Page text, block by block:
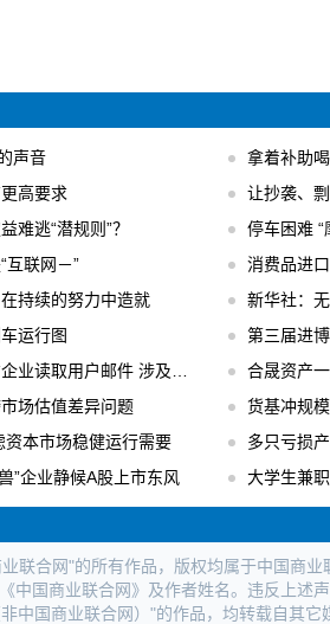
声音
拿着补助
高要求
让抄袭、
难逃“潜规则”？
停车困难
互联网－”
消费品进
持续的努力中造就
新华社：
运行图
第三届进
户邮件 涉及用户数以百万计
合晟资产
场估值差异问题
货基冲规
本市场稳健运行需要
多只亏损
”企业静候A股上市东风
大学生兼职
业联合网"的所有作品，版权均属于中国商
中国商业联合网》及作者姓名。违反上述
非中国商业联合网）"的作品，均转载自其